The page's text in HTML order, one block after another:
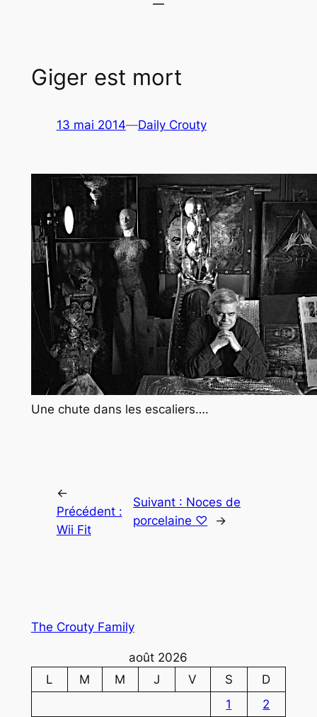
Giger est mort
13 mai 2014—Daily Crouty
Une chute dans les escaliers….
←
Précédent :
Wii Fit
Suivant : Noces de
porcelaine ♡
→
The Crouty Family
août 2026
L
M M J V S
D
1
2